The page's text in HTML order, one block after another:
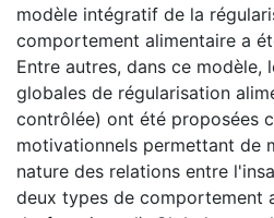
modèle intégratif de la
comportement alimentaire a
Entre autres, dans ce modèle,
globales de régularisation
contrôlée) ont été proposées
motivationnels permettant de
nature des relations entre
deux types de comportement